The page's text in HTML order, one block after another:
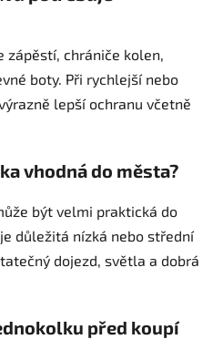
zápěstí, chrániče kolen,
boty. Při rychlejší nebo
lepší ochranu včetně
vhodná do města?
být velmi praktická do
důležitá nízká nebo střední
dojezd, světla a dobrá
před koupí